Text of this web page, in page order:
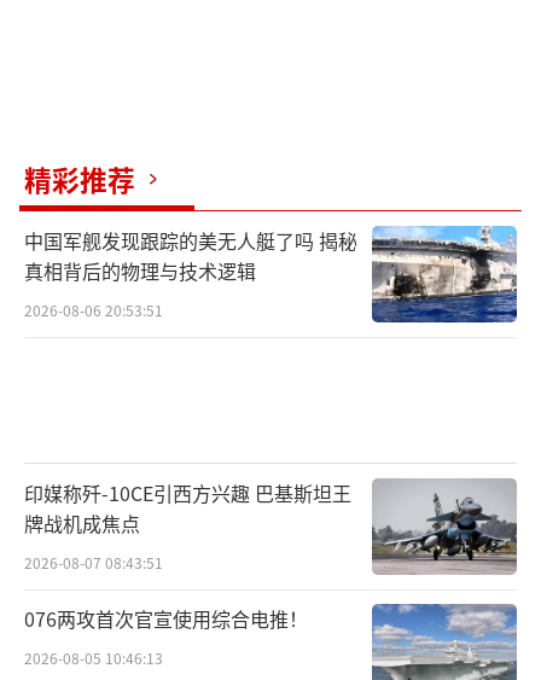
精彩推荐
中国军舰发现跟踪的美无人艇了吗 揭秘
真相背后的物理与技术逻辑
2026-08-06 20:53:51
印媒称歼-10CE引西方兴趣 巴基斯坦王
牌战机成焦点
2026-08-07 08:43:51
076两攻首次官宣使用综合电推！
2026-08-05 10:46:13